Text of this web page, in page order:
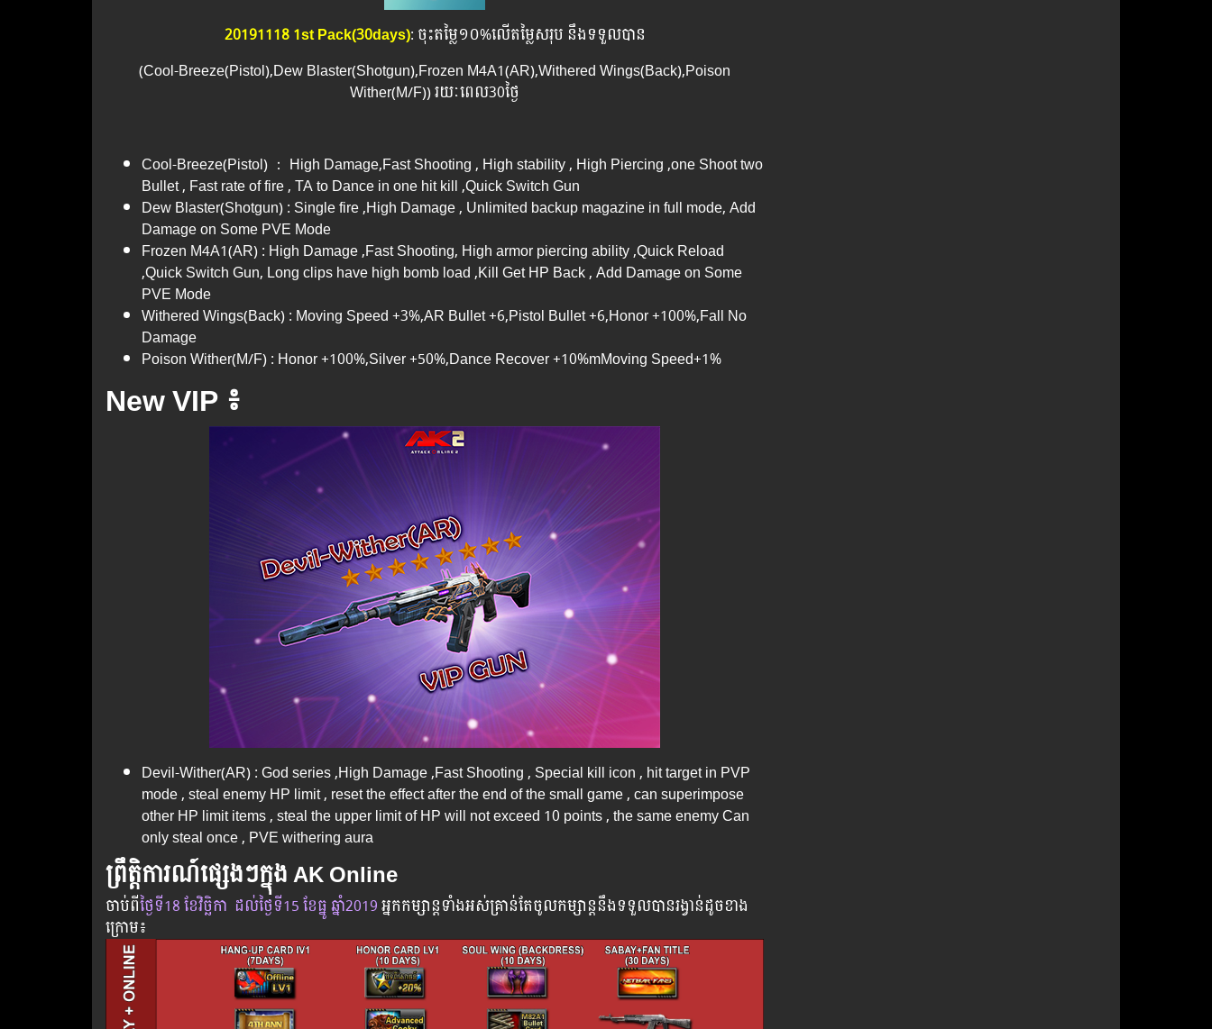
20191118 1st Pack(30days): ចុះតម្លៃ១០%លើតម្លៃសរុប នឹងទទួលបាន
(Cool-Breeze(Pistol),Dew Blaster(Shotgun),Frozen M4A1(AR),Withered Wings(Back),Poison
Wither(M/F)) រយៈពេល​​30ថ្ងៃ
Cool-Breeze(Pistol)​ ： High Damage,Fast Shooting , High stability , High Piercing ,one Shoot two
Bullet , Fast rate of fire , TA to Dance in one hit kill ,Quick Switch Gun
Dew Blaster(Shotgun) : Single fire ,High Damage , Unlimited backup magazine in full mode, Add
Damage on Some PVE Mode
Frozen M4A1(AR) : High Damage ,Fast Shooting, High armor piercing ability ,Quick Reload
,Quick Switch Gun, Long clips have high bomb load ,Kill Get HP Back , Add Damage on Some
PVE Mode
Withered Wings(Back) : Moving Speed +3%,AR Bullet +6,Pistol Bullet +6,Honor +100%,Fall No
Damage
Poison Wither(M/F) : Honor +100%,Silver +50%,Dance Recover +10%mMoving Speed+1%
New VIP ៖
Devil-Wither(AR) : God series ,High Damage ,Fast Shooting , Special kill icon , hit target in PVP
mode , steal enemy HP limit , reset the effect after the end of the small game , can superimpose
other HP limit items , steal the upper limit of HP will not exceed 10 points , the same enemy Can
only steal once , PVE withering aura
ព្រឹត្តិការណ៍ផ្សេងៗក្នុង AK Online
ចាប់​ពី​ថ្ងៃ​ទី18 ខែវិច្ឆិកា ដល់​ថ្ងៃ​ទី15 ខែធ្នូ ឆ្នាំ2019អ្នក​កម្សាន្ដ​ទាំងអស់​គ្រាន់​តែ​ចូល​កម្សាន្ដ​នឹង​ទទួល​បាន​រង្វាន់​ដូចខាង
ក្រោម​៖